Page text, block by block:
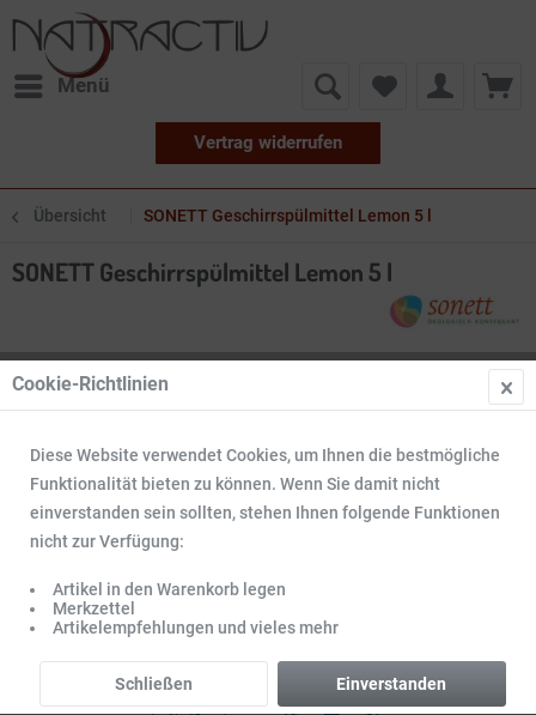
Menü
Vertrag widerrufen
Übersicht SONETT Geschirrspülmittel Lemon 5 l
SONETT Geschirrspülmittel Lemon 5 l
Cookie-Richtlinien
Diese Website verwendet Cookies, um Ihnen die bestmögliche
Funktionalität bieten zu können. Wenn Sie damit nicht
einverstanden sein sollten, stehen Ihnen folgende Funktionen
nicht zur Verfügung:
Artikel in den Warenkorb legen
Merkzettel
Artikelempfehlungen und vieles mehr
Einverstanden
Schließen